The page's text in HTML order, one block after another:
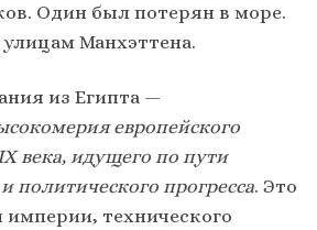
Один был потерян в море.
Манхэттена.
из Египта —
европейского
века, идущего по пути
прогресса. Это
технического